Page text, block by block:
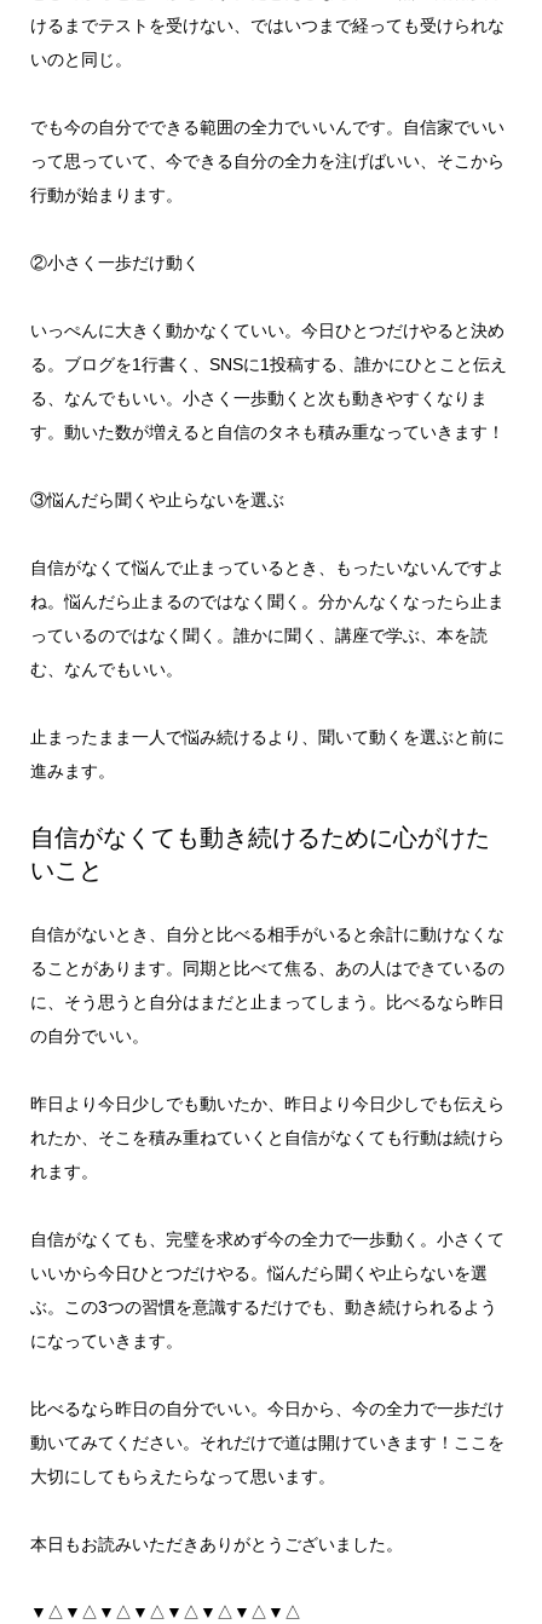
けるまでテストを受けない、ではいつまで経っても受けられな
いのと同じ。
でも今の自分でできる範囲の全力でいいんです。自信家でいい
って思っていて、今できる自分の全力を注げばいい、そこから
行動が始まります。
②小さく一歩だけ動く
いっぺんに大きく動かなくていい。今日ひとつだけやると決め
る。ブログを1行書く、SNSに1投稿する、誰かにひとこと伝え
る、なんでもいい。小さく一歩動くと次も動きやすくなりま
す。動いた数が増えると自信のタネも積み重なっていきます！
③悩んだら聞くや止らないを選ぶ
自信がなくて悩んで止まっているとき、もったいないんですよ
ね。悩んだら止まるのではなく聞く。分かんなくなったら止ま
っているのではなく聞く。誰かに聞く、講座で学ぶ、本を読
む、なんでもいい。
止まったまま一人で悩み続けるより、聞いて動くを選ぶと前に
進みます。
自信がなくても動き続けるために心がけた
いこと
自信がないとき、自分と比べる相手がいると余計に動けなくな
ることがあります。同期と比べて焦る、あの人はできているの
に、そう思うと自分はまだと止まってしまう。比べるなら昨日
の自分でいい。
昨日より今日少しでも動いたか、昨日より今日少しでも伝えら
れたか、そこを積み重ねていくと自信がなくても行動は続けら
れます。
自信がなくても、完璧を求めず今の全力で一歩動く。小さくて
いいから今日ひとつだけやる。悩んだら聞くや止らないを選
ぶ。この3つの習慣を意識するだけでも、動き続けられるよう
になっていきます。
比べるなら昨日の自分でいい。今日から、今の全力で一歩だけ
動いてみてください。それだけで道は開けていきます！ここを
大切にしてもらえたらなって思います。
本日もお読みいただきありがとうございました。
▼△▼△▼△▼△▼△▼△▼△▼△